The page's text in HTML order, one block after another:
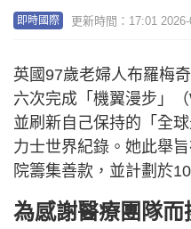
即時國際 更新時間：17:01
英國97歲老婦人布羅梅
六次完成「機翼漫步」
並刷新自己保持的「全
力士世界紀錄。她此舉
院籌集善款，並計劃於
為感謝醫療團隊而